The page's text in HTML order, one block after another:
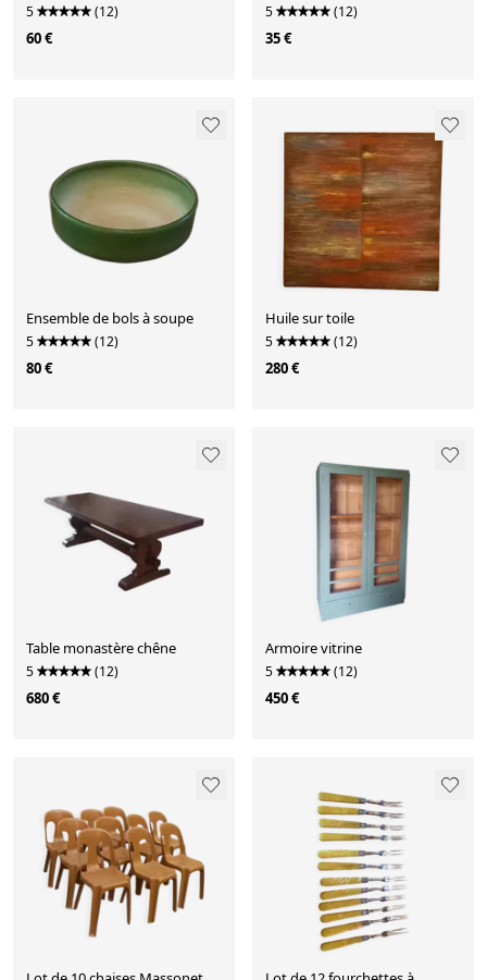
5 (12)
60 €
5 (12)
35 €
Ensemble de bols à soupe
5 (12)
80 €
Huile sur toile
5 (12)
280 €
Table monastère chêne
5 (12)
680 €
Armoire vitrine
5 (12)
450 €